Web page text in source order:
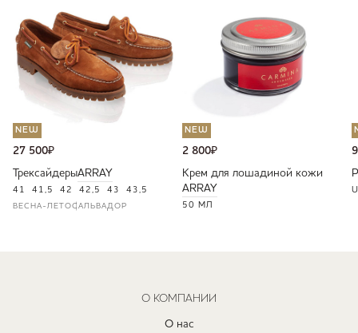
NEW
27 500₽
ТрексайдерыARRAY
41 41,5 42 42,5 43 43,5
ВЕСНА-ЛЕТОСАЛЬВАДОР
NEW
2 800₽
Крем для лошадиной кожи
ARRAY
50 МЛ
О КОМПАНИИ
О нас